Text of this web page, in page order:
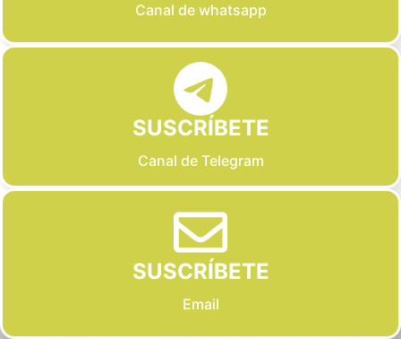
Canal de whatsapp
SUSCRÍBETE
Canal de Telegram
SUSCRÍBETE
Email